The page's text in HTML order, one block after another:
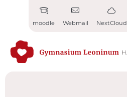
moodle Webmail NextCloud